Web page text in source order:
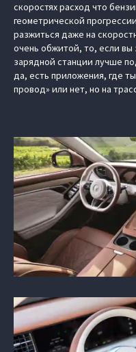
скоростях расход что
геометрической
разжиться даже на
очень обжитой, то, если вы
зарядной станции лучше
да, есть приложения, где
провод» или нет, но на